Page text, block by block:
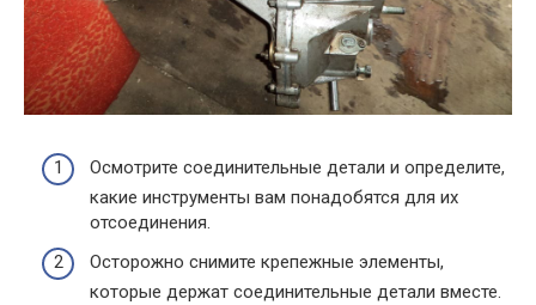
Осмотрите соединительные детали и определите,
какие инструменты вам понадобятся для их
отсоединения.
Осторожно снимите крепежные элементы,
которые держат соединительные детали вместе.